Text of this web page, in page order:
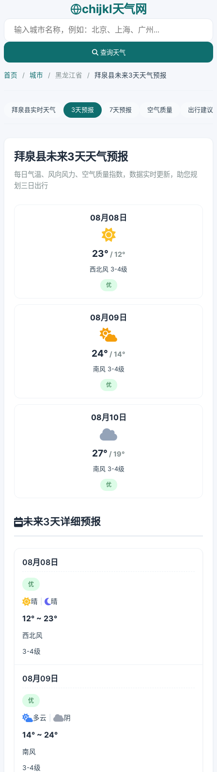
chijkl天气网
查询天气
首页 / 城市 / 黑龙江省 / 拜泉县未来3天天气预报
拜泉县实时天气 3天预报 7天预报 空气质量 出行建议
拜泉县未来3天天气预报
每日气温、风向风力、空气质量指数，数据实时更新，助您规
划三日出行
08月08日
23° / 12°
西北风 3-4级
优
08月09日
24° / 14°
南风 3-4级
优
08月10日
27° / 19°
南风 3-4级
优
未来3天详细预报
08月08日
优
晴 晴
12° ~ 23°
西北风
3-4级
08月09日
优
多云 阴
14° ~ 24°
南风
3-4级